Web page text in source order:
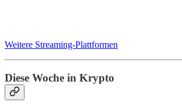
Weitere Streaming-Plattformen
Diese Woche in Krypto